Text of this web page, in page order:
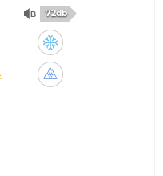
72db